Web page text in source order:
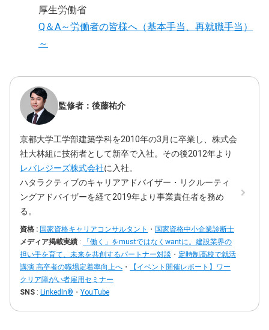
厚生労働省
Q＆A～労働者の皆様へ（基本手当、再就職手当）
～
監修者：後藤祐介
京都大学工学部建築学科を2010年の3月に卒業し、株式会
社大林組に技術者として新卒で入社。その後2012年より
レバレジーズ株式会社に入社。
ハタラクティブのキャリアアドバイザー・リクルーティ
ングアドバイザーを経て2019年より事業責任者を務め
る。
資格 : 国家資格キャリアコンサルタント ・ 国家資格中小企業診断士
メディア掲載実績 :
「働く」をmustではなくwantに。建設業界の
担い手を育て、未来を共創するパートナー対談 ・ 定時制高校で就活
講演 高卒者の職場定着率向上へ ・
【イベント開催レポート】ワー
クリア障がい者雇用セミナー
SNS : LinkedIn® ・ YouTube